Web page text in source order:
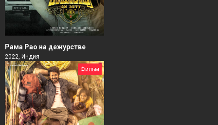
Рама Рао на дежурстве
2022, Индия
Фильм